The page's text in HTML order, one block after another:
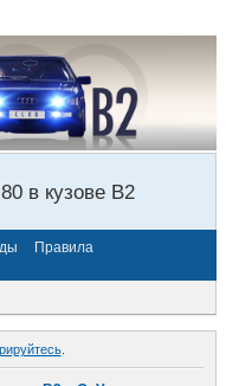
в кузове В2
Правила
.